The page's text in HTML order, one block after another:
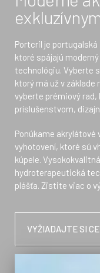
Portcril je
ktoré spájajú
technológiu. Vyberte
ktorý má už v
vyberte prémiový rad,
príslušenstvom,
Ponúkame akrylátové
vyhotovení, ktoré sú
kúpele.
hydroterapeutická
plášťa. Zistite viac o
VYŽIADAJTE SI